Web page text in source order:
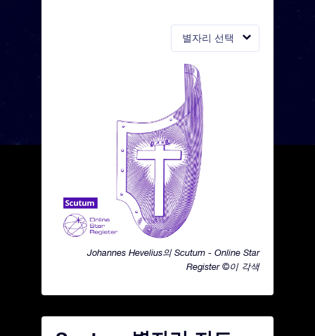
별자리 선택
Johannes Hevelius의 Scutum - Online Star
Register ©이 각색